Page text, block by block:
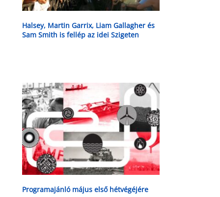
Halsey, Martin Garrix, Liam Gallagher és
Sam Smith is fellép az idei Szigeten
Programajánló május első hétvégéjére